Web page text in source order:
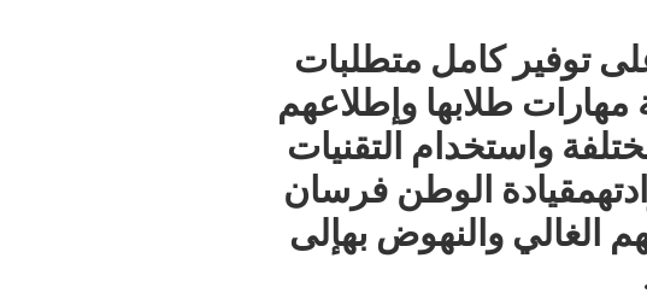
توفير كامل متطلبات
مهارات طلابها وإطلاعهم
واستخدام التقنيات
قيادة الوطن فرسان
الغالي والنهوض بهإلى